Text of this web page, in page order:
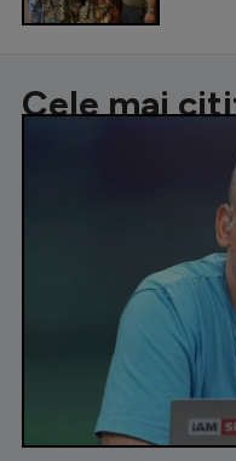
Cele mai